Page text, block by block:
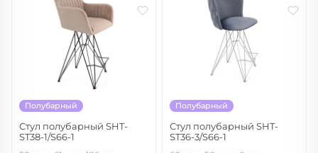
Полубарный
Стул полубарный SHT-
ST38-1/S66-1
Полубарный
Стул полубарный SHT-
ST36-3/S66-1